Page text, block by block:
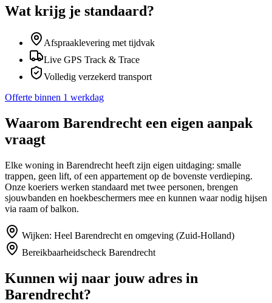
Wat krijg je standaard?
Afspraaklevering met tijdvak
Live GPS Track & Trace
Volledig verzekerd transport
Offerte binnen 1 werkdag
Waarom Barendrecht een eigen aanpak
vraagt
Elke woning in Barendrecht heeft zijn eigen uitdaging: smalle
trappen, geen lift, of een appartement op de bovenste verdieping.
Onze koeriers werken standaard met twee personen, brengen
sjouwbanden en hoekbeschermers mee en kunnen waar nodig hijsen
via raam of balkon.
Wijken: Heel Barendrecht en omgeving (Zuid-Holland)
Bereikbaarheidscheck Barendrecht
Kunnen wij naar jouw adres in
Barendrecht?